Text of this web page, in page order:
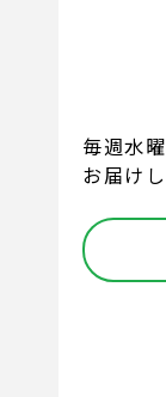
毎週水
お届けし